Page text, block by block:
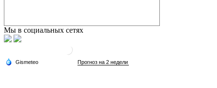
Мы в социальных сетях